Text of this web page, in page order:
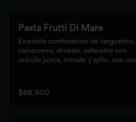
Pasta Frutti Di Mare
Exquisita combinación de langostino,
camarones, almejas, salteados con
cebolla junca, tomate y ajillo, con una
acompañado con nuestro tradicional
Focaccia.
$68.900